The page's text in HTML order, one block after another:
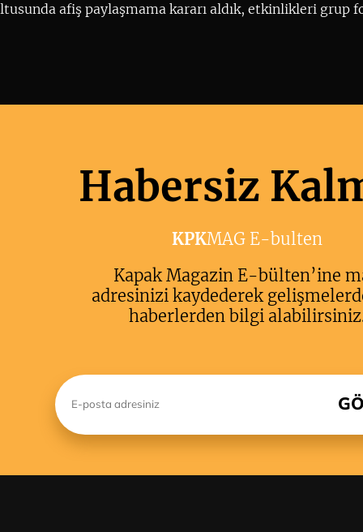
afiş paylaşmama kararı aldık, etkinlikleri grup
Habersiz
KPKMAG E-bulten
Kapak Magazin E-bülten’ine
adresinizi kaydederek
haberlerden bilgi